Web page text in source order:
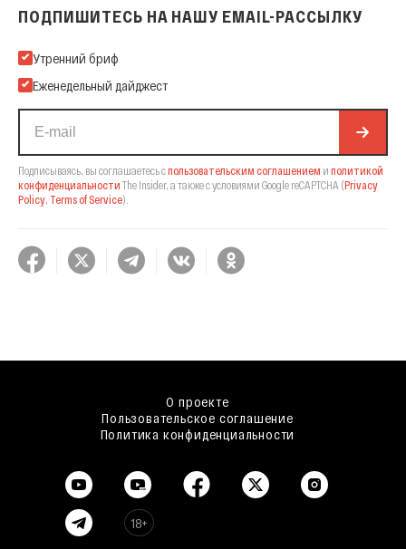
ПОДПИШИТЕСЬ НА НАШУ EMAIL-РАССЫЛКУ
Подпишитесь на нашу Email-рассылку
Утренний бриф
Еженедельный дайджест
Подписываясь, вы соглашаетесь спользовательским соглашением и политикой
конфиденциальности The Insider, а также с условиями Google reCAPTCHA (Privacy
Policy Terms of Service).
О проекте
Пользовательское соглашение
Политика конфиденциальности
18+